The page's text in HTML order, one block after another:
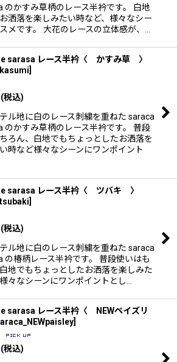
のかすみ草柄のレース半衿です。 白地
洒落を楽しみたい時など、様々なシー
メです。 大花のレースの立体感が、…
sarasa レース半衿〈 かすみ草 〉
(税込)
ル地に白のレース刺繍を重ねた saraca
のかすみ草柄のレース半衿です。 普段
ろん、白地でもちょっとしたお洒落を
時など様々なシーンにワンポイント
sarasa レース半衿〈 ツバキ 〉
(税込)
ル地に白のレース刺繍を重ねた saraca
の椿柄レース半衿です。 普段使いはも
地でもちょっとしたお洒落を楽しみた
々なシーンにワンポイントとし…
sarasa レース半衿〈 NEWペイズリ
(税込)